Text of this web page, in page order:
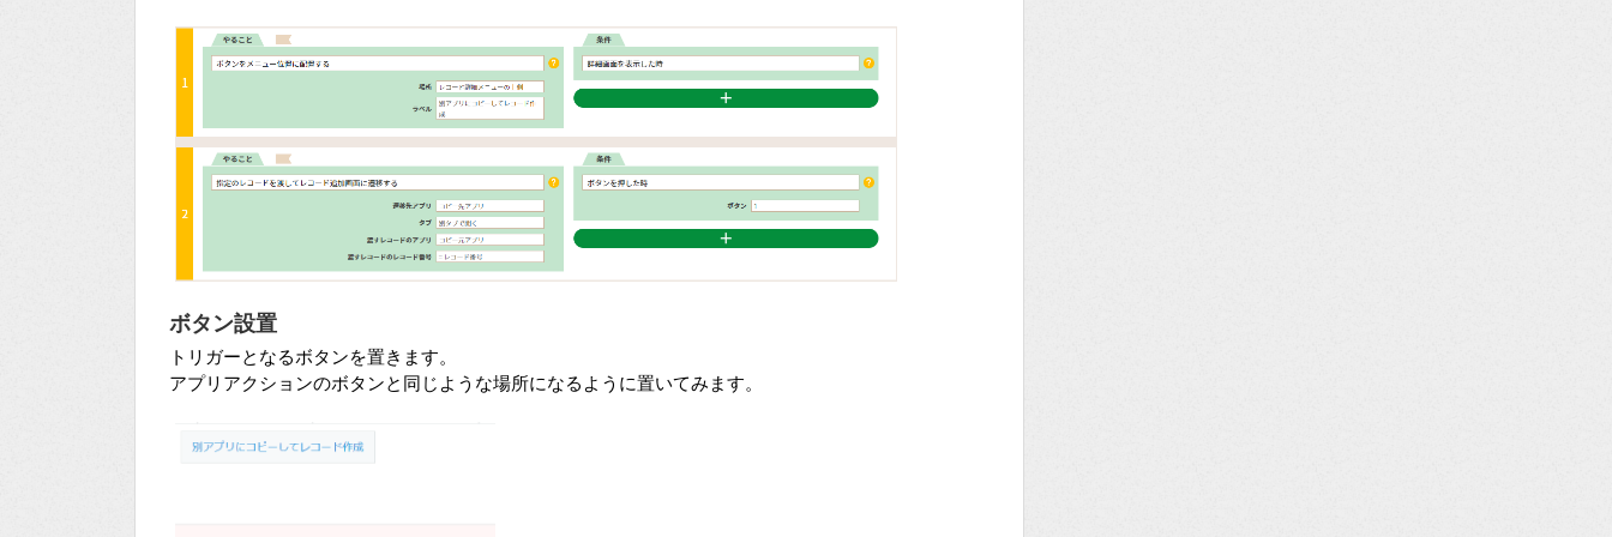
ボタン設置
トリガーとなるボタンを置きます。
アプリアクションのボタンと同じような場所になるように置いてみます。